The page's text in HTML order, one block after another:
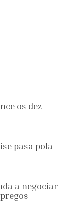
os dez
pasa pola
a negociar